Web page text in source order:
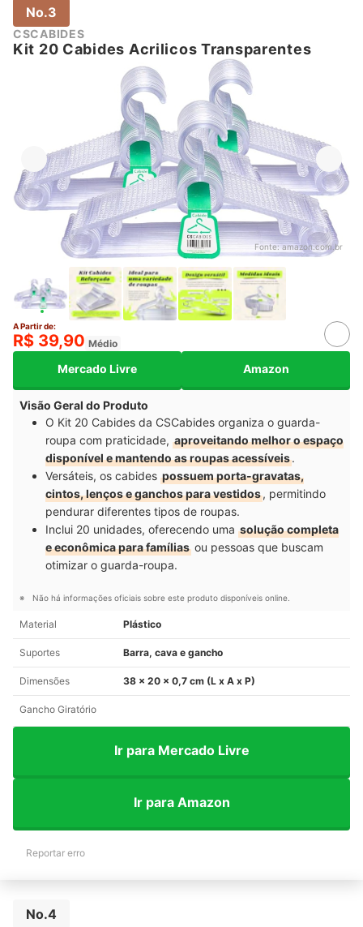
No.3
CSCABIDES
Kit 20 Cabides Acrilicos Transparentes
Fonte:amazon.com.br
A Partir de:
R$ 39,90 Médio
Mercado Livre Amazon
Visão Geral do Produto
O Kit 20 Cabides da CSCabides organiza o guarda-
roupa com praticidade, aproveitando melhor o espaço
disponível e mantendo as roupas acessíveis.
Versáteis, os cabides possuem porta-gravatas,
cintos, lenços e ganchos para vestidos, permitindo
pendurar diferentes tipos de roupas.
Inclui 20 unidades, oferecendo uma solução completa
e econômica para famílias ou pessoas que buscam
otimizar o guarda-roupa.
Não há informações oficiais sobre este produto disponíveis online.
Material Plástico
Suportes Barra, cava e gancho
Dimensões 38 x 20 x 0,7 cm (L x A x P)
Gancho Giratório
Ir para Mercado Livre
Ir para Amazon
Reportar erro
No.4